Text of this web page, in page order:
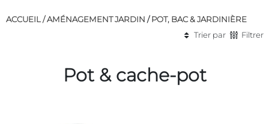
ACCUEIL /AMÉNAGEMENT JARDIN /POT, BAC & JARDINIÈRE
Trier par
Filtrer
Pot & cache-pot